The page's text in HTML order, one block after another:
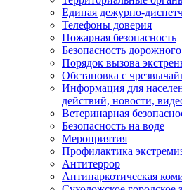
Единая дежурно-
Телефоны доверия
Пожарная безопасность
Безопасность
Порядок вызова
Обстановка с
Информация для
действий, новости,
Ветеринарная
Безопасность на воде
Мероприятия
Профилактика
Антитеррор
Антинаркотическая